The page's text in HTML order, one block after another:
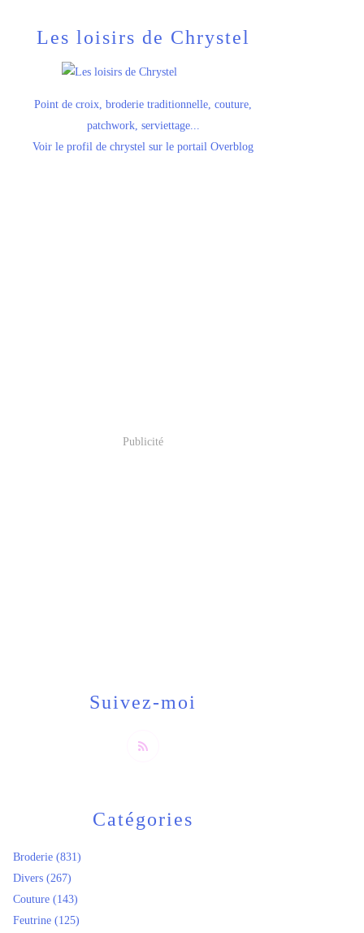
Catégories
Broderie (831)
Divers (267)
Couture (143)
Feutrine (125)
Les loisirs de Chrystel
Point de croix, broderie traditionnelle, couture,
patchwork, serviettage...
Voir le profil de chrystel sur le portail Overblog
Suivez-moi
Publicité